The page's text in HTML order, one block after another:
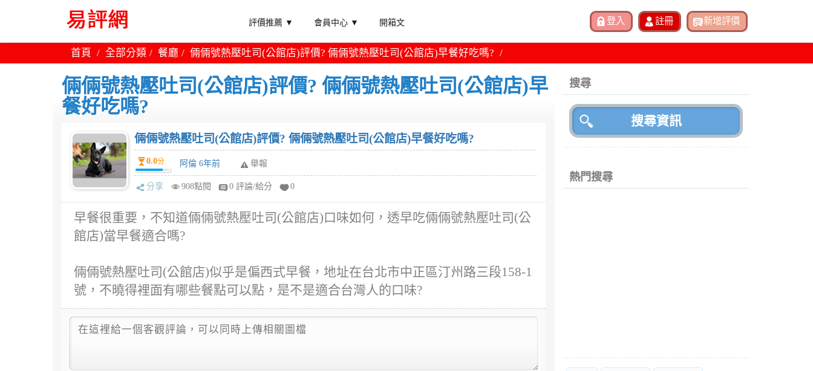
評價推薦 ▼ 會員中心 ▼ 開箱文
首頁 全部分類 餐廳 倆倆號熱壓吐司(公館店)評價? 倆倆號熱壓吐司(公館店)早餐好吃嗎?
倆倆號熱壓吐司(公館店)評價? 倆倆號熱壓吐司(公館店)早
餐好吃嗎?
倆倆號熱壓吐司(公館店)評價? 倆倆號熱壓吐司(公館店)早餐好吃嗎?
0.0分 阿倫 6年前 舉報
分享 908點閱 0 評論/給分 0
早餐很重要，不知道倆倆號熱壓吐司(公館店)口味如何，透早吃倆倆號熱壓吐司(公
館店)當早餐適合嗎?
倆倆號熱壓吐司(公館店)似乎是偏西式早餐，地址在台北市中正區汀州路三段158-1
號，不曉得裡面有哪些餐點可以點，是不是適合台灣人的口味?
搜尋
熱門搜尋